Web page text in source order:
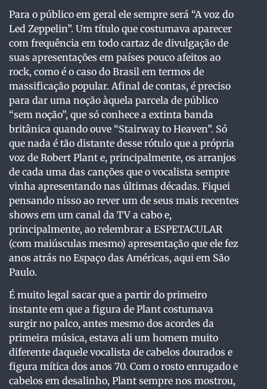
Para o público em geral ele sempre será “A voz do
Led Zeppelin”. Um título que costumava aparecer
com frequência em todo cartaz de divulgação de
suas apresentações em países pouco afeitos ao
rock, como é o caso do Brasil em termos de
massificação popular. Afinal de contas, é preciso
para dar uma noção àquela parcela de público
“sem noção”, que só conhece a extinta banda
britânica quando ouve “Stairway to Heaven”. Só
que nada é tão distante desse rótulo que a própria
voz de Robert Plant e, principalmente, os arranjos
de cada uma das canções que o vocalista sempre
vinha apresentando nas últimas décadas. Fiquei
pensando nisso ao rever um de seus mais recentes
shows em um canal da TV a cabo e,
principalmente, ao relembrar a ESPETACULAR
(com maiúsculas mesmo) apresentação que ele fez
anos atrás no Espaço das Américas, aqui em São
Paulo.
É muito legal sacar que a partir do primeiro
instante em que a figura de Plant costumava
surgir no palco, antes mesmo dos acordes da
primeira música, estava ali um homem muito
diferente daquele vocalista de cabelos dourados e
figura mítica dos anos 70. Com o rosto enrugado e
cabelos em desalinho, Plant sempre nos mostrou,